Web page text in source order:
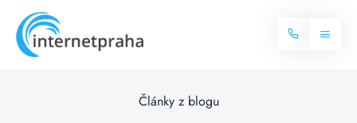
content
Toggle
Články z blogu